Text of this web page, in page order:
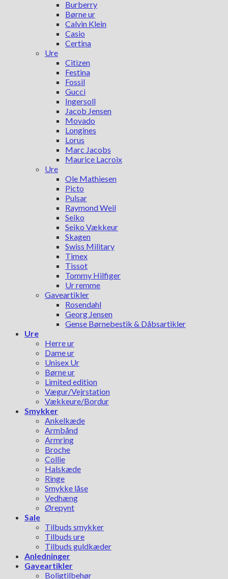
Burberry
Børne ur
Calvin Klein
Casio
Certina
Ure
Citizen
Festina
Fossil
Gucci
Ingersoll
Jacob Jensen
Movado
Longines
Lorus
Marc Jacobs
Maurice Lacroix
Ure
Ole Mathiesen
Picto
Pulsar
Raymond Weil
Seiko
Seiko Vækkeur
Skagen
Swiss Military
Timex
Tissot
Tommy Hilfiger
Ur remme
Gaveartikler
Rosendahl
Georg Jensen
Gense Børnebestik & Dåbsartikler
Ure
Herre ur
Dame ur
Unisex Ur
Børne ur
Limited edition
Vægur/Vejrstation
Vækkeure/Bordur
Smykker
Ankelkæde
Armbånd
Armring
Broche
Collie
Halskæde
Ringe
Smykke låse
Vedhæng
Ørepynt
Sale
Tilbuds smykker
Tilbuds ure
Tilbuds guldkæder
Anledninger
Gaveartikler
Boligtilbehør